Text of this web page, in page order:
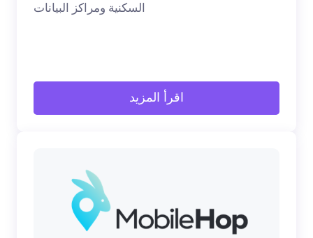
السكنية ومراكز البيانات
اقرأ المزيد